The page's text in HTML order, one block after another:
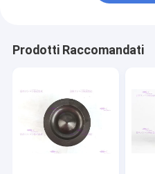
Prodotti Raccomandati